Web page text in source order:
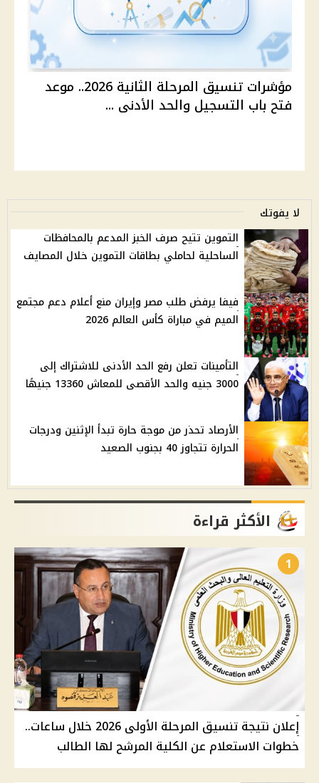
مؤشرات تنسيق المرحلة الثانية 2026.. موعد
فتح باب التسجيل والحد الأدنى ...
لا يفوتك
التموين تتيح صرف الخبز المدعم بالمحافظات
الساحلية لحاملي بطاقات التموين خلال المصايف
فيفا يرفض طلب مصر وإيران منع أعلام دعم مجتمع
الميم في مباراة كأس العالم 2026
التأمينات تعلن رفع الحد الأدنى للاشتراك إلى
3000 جنيه والحد الأقصى للمعاش 13360 جنيهًا
الأرصاد تحذر من موجة حارة تبدأ الإثنين ودرجات
الحرارة تتجاوز 40 بجنوب الصعيد
الأكثر قراءة
1
إعلان نتيجة تنسيق المرحلة الأولى 2026 خلال ساعات..
خطوات الاستعلام عن الكلية المرشح لها الطالب